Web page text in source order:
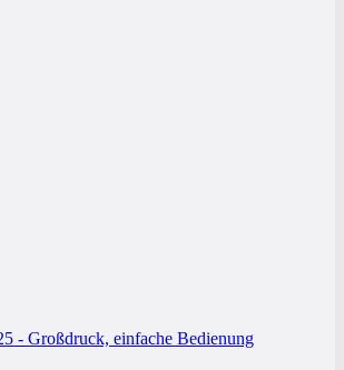
- Großdruck, einfache Bedienung